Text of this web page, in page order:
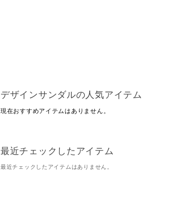
デザインサンダルの人気アイテム
現在おすすめアイテムはありません。
最近チェックしたアイテム
最近チェックしたアイテムはありません。